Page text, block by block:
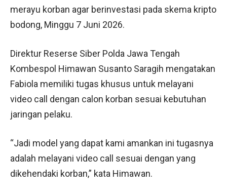
merayu korban agar berinvestasi pada skema kripto
bodong, Minggu 7 Juni 2026.
Direktur Reserse Siber Polda Jawa Tengah
Kombespol Himawan Susanto Saragih mengatakan
Fabiola memiliki tugas khusus untuk melayani
video call dengan calon korban sesuai kebutuhan
jaringan pelaku.
“Jadi model yang dapat kami amankan ini tugasnya
adalah melayani video call sesuai dengan yang
dikehendaki korban,” kata Himawan.